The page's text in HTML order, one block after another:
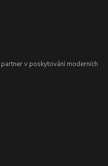
v poskytování moderních